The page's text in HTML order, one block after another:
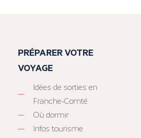
PRÉPARER VOTRE
VOYAGE
Idées de sorties en
Franche-Comté
Où dormir
Infos tourisme